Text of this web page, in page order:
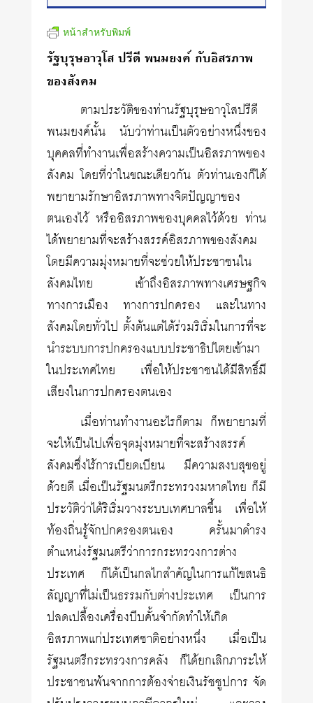
หน้าสำหรับพิมพ์
รัฐบุรุษอาวุโส ปรีดี พนมยงค์ กับอิสรภาพ
ของสังคม
ตามประวัติของท่านรัฐบุรุษอาวุโสปรีดี
พนมยงค์นั้น นับว่าท่านเป็นตัวอย่างหนึ่งของ
บุคคลที่ทำงานเพื่อสร้างความเป็นอิสรภาพของ
สังคม โดยที่ว่าในขณะเดียวกัน ตัวท่านเองก็ได้
พยายามรักษาอิสรภาพทางจิตปัญญาของ
ตนเองไว้ หรืออิสรภาพของบุคคลไว้ด้วย ท่าน
ได้พยายามที่จะสร้างสรรค์อิสรภาพของสังคม
โดยมีความมุ่งหมายที่จะช่วยให้ประชาชนใน
สังคมไทย เข้าถึงอิสรภาพทางเศรษฐกิจ
ทางการเมือง ทางการปกครอง และในทาง
สังคมโดยทั่วไป ตั้งต้นแต่ได้ร่วมริเริ่มในการที่จะ
นำระบบการปกครองแบบประชาธิปไตยเข้ามา
ในประเทศไทย เพื่อให้ประชาชนได้มีสิทธิ์มี
เสียงในการปกครองตนเอง
เมื่อท่านทำงานอะไรก็ตาม ก็พยายามที่
จะให้เป็นไปเพื่อจุดมุ่งหมายที่จะสร้างสรรค์
สังคมซึ่งไร้การเบียดเบียน มีความสงบสุขอยู่
ด้วยดี เมื่อเป็นรัฐมนตรีกระทรวงมหาดไทย ก็มี
ประวัติว่าได้ริเริ่มวางระบบเทศบาลขึ้น เพื่อให้
ท้องถิ่นรู้จักปกครองตนเอง ครั้นมาดำรง
ตำแหน่งรัฐมนตรีว่าการกระทรวงการต่าง
ประเทศ ก็ได้เป็นกลไกสำคัญในการแก้ไขสนธิ
สัญญาที่ไม่เป็นธรรมกับต่างประเทศ เป็นการ
ปลดเปลื้องเครื่องบีบคั้นจำกัดทำให้เกิด
อิสรภาพแก่ประเทศชาติอย่างหนึ่ง เมื่อเป็น
รัฐมนตรีกระทรวงการคลัง ก็ได้ยกเลิกภาระให้
ประชาชนพ้นจากการต้องจ่ายเงินรัชชูปการ จัด